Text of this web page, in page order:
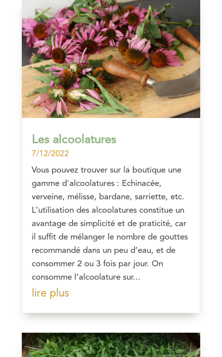
Les alcoolatures
7/12/2022
Vous pouvez trouver sur la boutique une
gamme d'alcoolatures : Echinacée,
verveine, mélisse, bardane, sarriette, etc.
L’utilisation des alcoolatures constitue un
avantage de simplicité et de praticité, car
il suffit de mélanger le nombre de gouttes
recommandé dans un peu d’eau, et de
consommer 2 ou 3 fois par jour. On
consomme l’alcoolature sur...
lire plus